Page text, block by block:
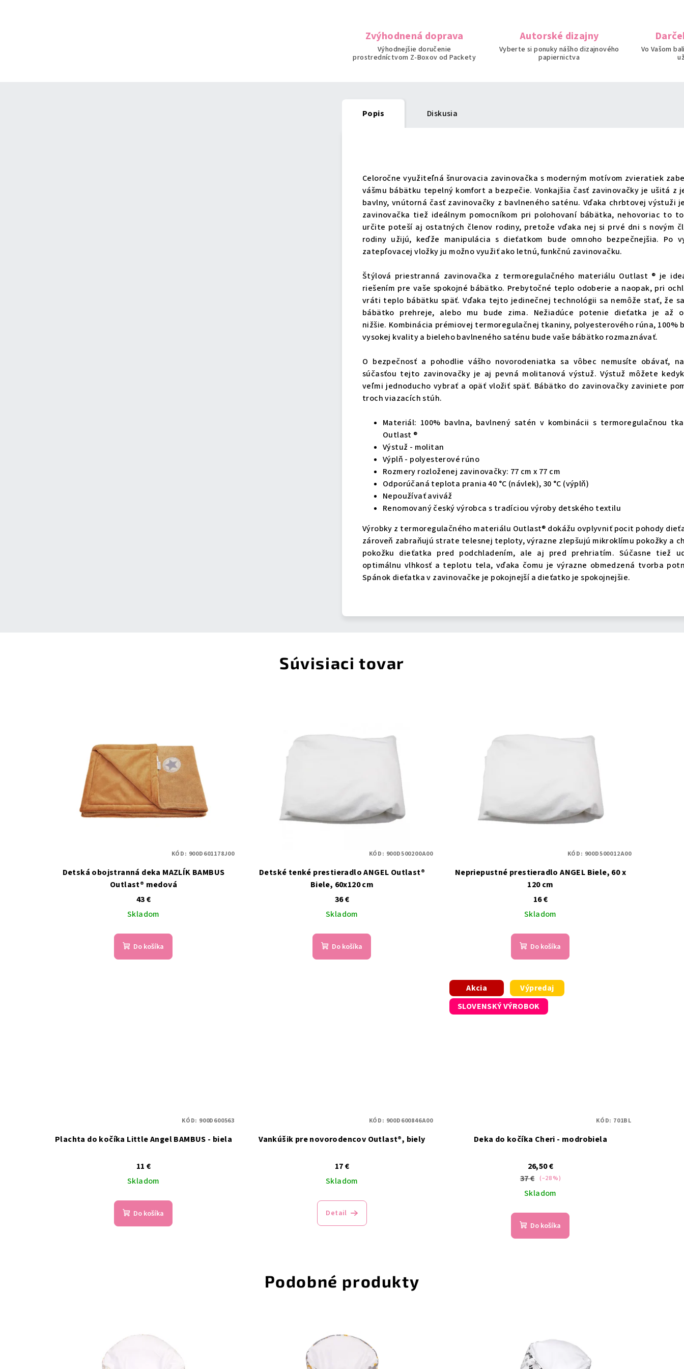
Zvýhodnená doprava
Výhodnejšie doručenie
prostredníctvom Z-Boxov od Packety
Autorské dizajny
Vyberte si ponuky nášho dizajnového
papiernictva
Vo Vašom
Popis Diskusia
Celoročne využiteľná šnurovacia zavinovačka s moderným motívom zvieratiek
vášmu bábätku tepelný komfort a bezpečie. Vonkajšia časť zavinovačky je ušitá z
bavlny, vnútorná časť zavinovačky z bavlneného saténu. Vďaka chrbtovej výstuži
zavinovačka tiež ideálnym pomocníkom pri polohovaní bábätka, nehovoriac to
určite poteší aj ostatných členov rodiny, pretože vďaka nej si prvé dni s novým
rodiny užijú, keďže manipulácia s dieťatkom bude omnoho bezpečnejšia. Po
zatepľovacej vložky ju možno využiť ako letnú, funkčnú zavinovačku.
Štýlová priestranná zavinovačka z termoregulačného materiálu Outlast ® je
riešením pre vaše spokojné bábätko. Prebytočné teplo odoberie a naopak, pri
vráti teplo bábätku späť. Vďaka tejto jedinečnej technológii sa nemôže stať, že
bábätko prehreje, alebo mu bude zima. Nežiadúce potenie dieťatka je až
nižšie. Kombinácia prémiovej termoregulačnej tkaniny, polyesterového rúna, 100%
vysokej kvality a bieleho bavlneného saténu bude vaše bábätko rozmaznávať.
O bezpečnosť a pohodlie vášho novorodeniatka sa vôbec nemusíte obávať,
súčasťou tejto zavinovačky je aj pevná molitanová výstuž. Výstuž môžete
veľmi jednoducho vybrať a opäť vložiť späť. Bábätko do zavinovačky zaviniete
troch viazacích stúh.
Materiál: 100% bavlna, bavlnený satén v kombinácii s termoregulačnou
Outlast ®
Výstuž - molitan
Výplň - polyesterové rúno
Rozmery rozloženej zavinovačky: 77 cm x 77 cm
Odporúčaná teplota prania 40 °C (návlek), 30 °C (výplň)
Nepoužívať aviváž
Renomovaný český výrobca s tradíciou výroby detského textilu
Výrobky z termoregulačného materiálu Outlast® dokážu ovplyvniť pocit pohody
zároveň zabraňujú strate telesnej teploty, výrazne zlepšujú mikroklímu pokožky a
pokožku dieťatka pred podchladením, ale aj pred prehriatím. Súčasne tiež
optimálnu vlhkosť a teplotu tela, vďaka čomu je výrazne obmedzená tvorba
Spánok dieťatka v zavinovačke je pokojnejší a dieťatko je spokojnejšie.
Súvisiaci tovar
Detská obojstranná deka MAZLÍK BAMBUS
Outlast® medová
43 €
Skladom
Do košíka
KÓD: 900D601178J00
Detské tenké prestieradlo ANGEL Outlast®
Biele, 60x120 cm
36 €
Skladom
Do košíka
KÓD: 900D500200A00
Nepriepustné prestieradlo ANGEL Biele, 60 x
120 cm
16 €
Skladom
Do košíka
KÓD: 900D500012A00
Plachta do kočíka Little Angel BAMBUS - biela
11 €
Skladom
Do košíka
KÓD: 900D600563
Vankúšik pre novorodencov Outlast®, biely
17 €
Skladom
Detail
KÓD: 900D600846A00
Akcia
Výpredaj
SLOVENSKÝ VÝROBOK
Deka do kočíka Cheri - modrobiela
26,50 €
37 € (–28 %)
Skladom
Do košíka
KÓD: 701BL
Podobné produkty